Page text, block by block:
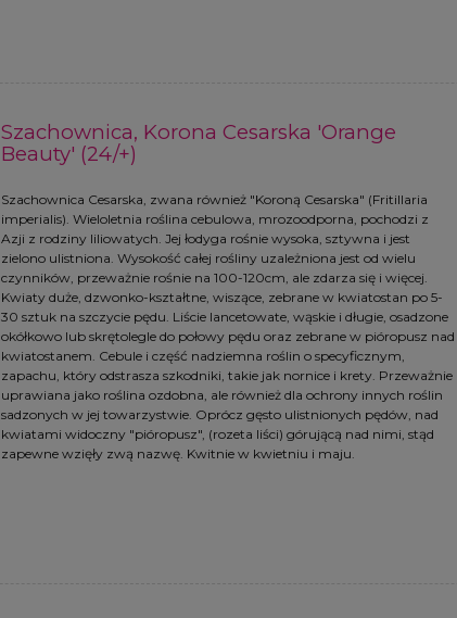
Szachownica, Korona Cesarska 'Orange
Beauty' (24/+)
Szachownica Cesarska, zwana również "Koroną Cesarska" (Fritillaria
imperialis). Wieloletnia roślina cebulowa, mrozoodporna, pochodzi z
Azji z rodziny liliowatych. Jej łodyga rośnie wysoka, sztywna i jest
zielono ulistniona. Wysokość całej rośliny uzależniona jest od wielu
czynników, przeważnie rośnie na 100-120cm, ale zdarza się i więcej.
Kwiaty duże, dzwonko-kształtne, wiszące, zebrane w kwiatostan po 5-
30 sztuk na szczycie pędu. Liście lancetowate, wąskie i długie, osadzone
okółkowo lub skrętolegle do połowy pędu oraz zebrane w pióropusz nad
kwiatostanem. Cebule i część nadziemna roślin o specyficznym,
zapachu, który odstrasza szkodniki, takie jak nornice i krety. Przeważnie
uprawiana jako roślina ozdobna, ale również dla ochrony innych roślin
sadzonych w jej towarzystwie. Oprócz gęsto ulistnionych pędów, nad
kwiatami widoczny "pióropusz", (rozeta liści) górującą nad nimi, stąd
zapewne wzięły zwą nazwę. Kwitnie w kwietniu i maju.